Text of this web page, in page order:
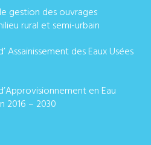
gestion des ouvrages
rural et semi-urbain
Assainissement des Eaux Usées
en Eau
2016 – 2030